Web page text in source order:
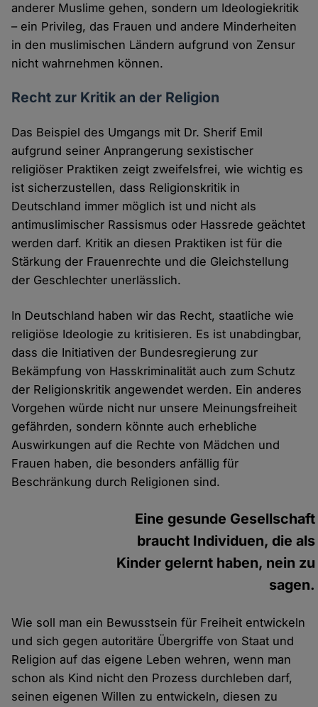
anderer Muslime gehen, sondern um Ideologiekritik
– ein Privileg, das Frauen und andere Minderheiten
in den muslimischen Ländern aufgrund von Zensur
nicht wahrnehmen können.
Recht zur Kritik an der Religion
Das Beispiel des Umgangs mit Dr. Sherif Emil
aufgrund seiner Anprangerung sexistischer
religiöser Praktiken zeigt zweifelsfrei, wie wichtig es
ist sicherzustellen, dass Religionskritik in
Deutschland immer möglich ist und nicht als
antimuslimischer Rassismus oder Hassrede geächtet
werden darf. Kritik an diesen Praktiken ist für die
Stärkung der Frauenrechte und die Gleichstellung
der Geschlechter unerlässlich.
In Deutschland haben wir das Recht, staatliche wie
religiöse Ideologie zu kritisieren. Es ist unabdingbar,
dass die Initiativen der Bundesregierung zur
Bekämpfung von Hasskriminalität auch zum Schutz
der Religionskritik angewendet werden. Ein anderes
Vorgehen würde nicht nur unsere Meinungsfreiheit
gefährden, sondern könnte auch erhebliche
Auswirkungen auf die Rechte von Mädchen und
Frauen haben, die besonders anfällig für
Beschränkung durch Religionen sind.
Eine gesunde Gesellschaft
braucht Individuen, die als
Kinder gelernt haben, nein zu
sagen.
Wie soll man ein Bewusstsein für Freiheit entwickeln
und sich gegen autoritäre Übergriffe von Staat und
Religion auf das eigene Leben wehren, wenn man
schon als Kind nicht den Prozess durchleben darf,
seinen eigenen Willen zu entwickeln, diesen zu